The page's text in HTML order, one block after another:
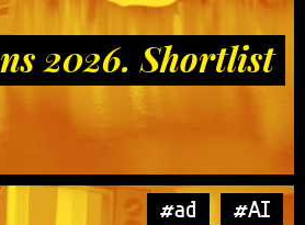
2026. Shortlist
#ad #AI